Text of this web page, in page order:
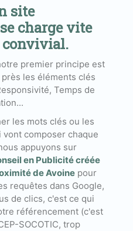
site
charge vite
convivial.
premier principe est
les éléments clés
Temps de
les mots clés ou les
composer chaque
appuyons sur
en Publicité créée
de Avoinepour
requêtes dans Google,
de clics, c'est ce qui
référencement (c'est
SOCOTIC, trop